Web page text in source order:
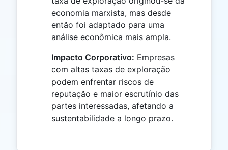
economia marxista, mas desde
então foi adaptado para uma
análise econômica mais ampla.
Impacto Corporativo: Empresas
com altas taxas de exploração
podem enfrentar riscos de
reputação e maior escrutínio das
partes interessadas, afetando a
sustentabilidade a longo prazo.